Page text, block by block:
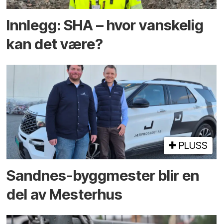
Innlegg: SHA – hvor vanskelig
kan det være?
PLUSS
Sandnes-byggmester blir en
del av Mesterhus